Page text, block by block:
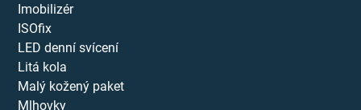
Imobilizér
ISOfix
LED denní svícení
Litá kola
Malý kožený paket
Mlhovky